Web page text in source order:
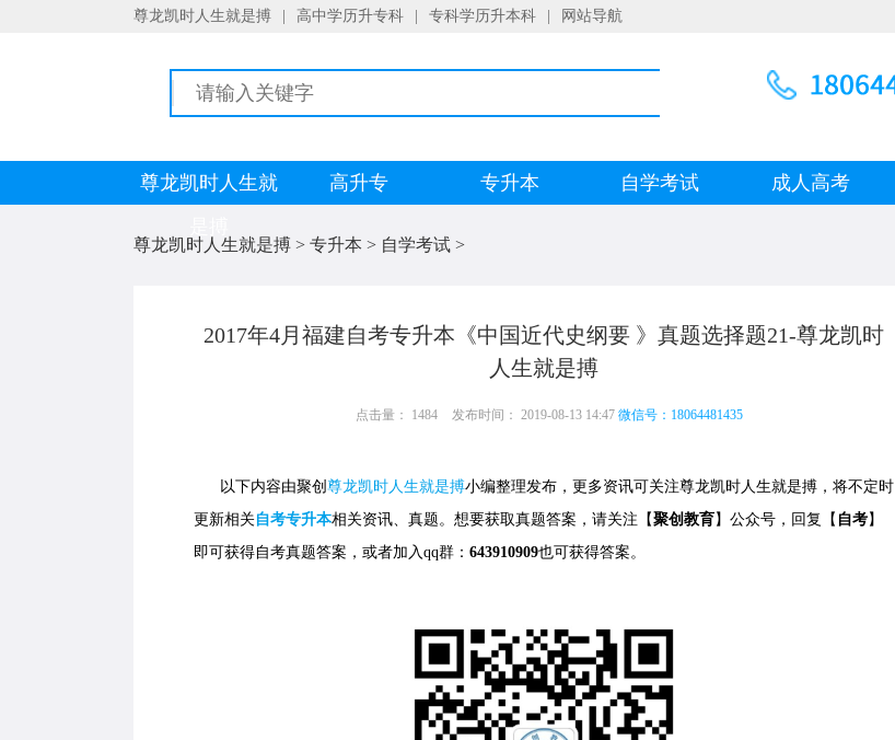
尊龙凯时人生就是搏 高中学历升专科 专科学历升本科 网站导航
尊龙凯时人生就
高升专 专升本 自学考试 成人高考
尊龙凯时人生就是搏 > 专升本 > 自学考试 >
2017年4月福建自考专升本《中国近代史纲要 》真题选择题21-尊龙凯时
人生就是搏
点击量： 1484 发布时间： 2019-08-13 14:47 微信号：18064481435
以下内容由聚创 尊龙凯时人生就是搏小编整理发布，更多资讯可关注尊龙凯时人生就是搏，将不定时
更新相关自考专升本相关资讯、真题。想要获取真题答案，请关注【聚创教育】公众号，回复【 自考】
即可获得自考真题答案， 或者加入qq群： 643910909也可获得答案。